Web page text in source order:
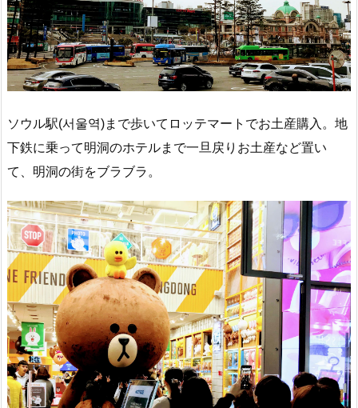
ソウル駅(서울역)まで歩いてロッテマートでお土産購入。地
下鉄に乗って明洞のホテルまで一旦戻りお土産など置い
て、明洞の街をブラブラ。